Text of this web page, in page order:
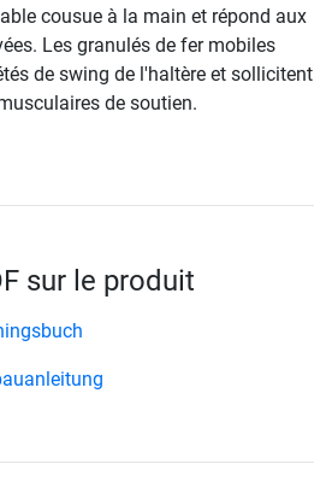
cousue à la main et répond aux
Les granulés de fer mobiles
de swing de l'haltère et sollicitent
de soutien.
sur le produit